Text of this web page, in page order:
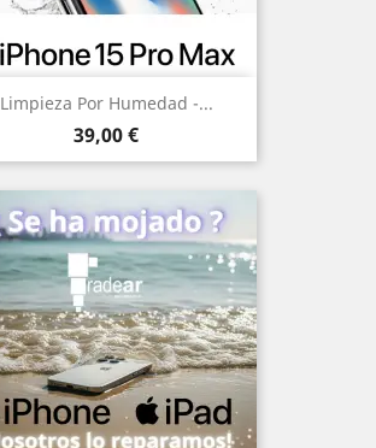
Limpieza Por Humedad -...
Precio
39,00 €